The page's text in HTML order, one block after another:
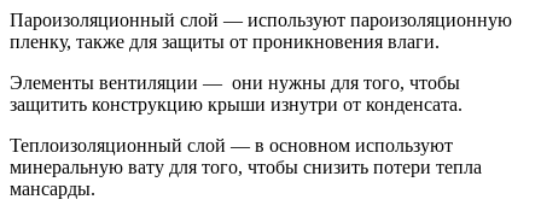
Пароизоляционный слой — используют пароизоляционную
пленку, также для защиты от проникновения влаги.
Элементы вентиляции — они нужны для того, чтобы
защитить конструкцию крыши изнутри от конденсата.
Теплоизоляционный слой — в основном используют
минеральную вату для того, чтобы снизить потери тепла
мансарды.